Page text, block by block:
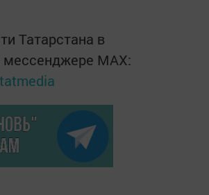
Татарстана в
мессенджере MАХ: